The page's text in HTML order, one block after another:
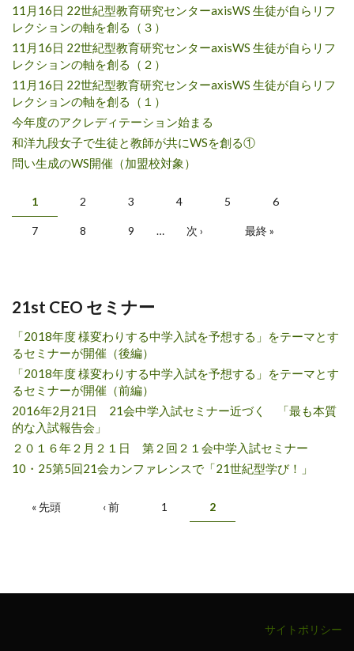
11月16日 22世紀型教育研究センターaxisWS 生徒が自らリフ
レクションの軸を創る（３）
11月16日 22世紀型教育研究センターaxisWS 生徒が自らリフ
レクションの軸を創る（２）
11月16日 22世紀型教育研究センターaxisWS 生徒が自らリフ
レクションの軸を創る（１）
今年度のアクレディテーション始まる
和洋九段女子で生徒と教師が共にWSを創る①
問い生成のWS開催（加盟校対象）
ページ
1 2 3 4 5 6
7 8 9 … 次 › 最終 »
21st CEO セミナー
「2018年度 様変わりする中学入試を予想する」をテーマとす
るセミナーが開催（後編）
「2018年度 様変わりする中学入試を予想する」をテーマとす
るセミナーが開催（前編）
2016年2月21日 21会中学入試セミナー近づく 「最も本質
的な入試報告会」
２０１６年２月２１日 第２回２１会中学入試セミナー
10・25第5回21会カンファレンスで「21世紀型学び！」
ページ
« 先頭 ‹ 前 1 2
サイトポリシー